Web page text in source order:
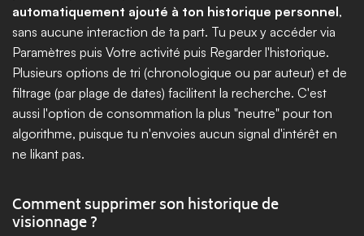
automatiquement ajouté à ton historique personnel,
sans aucune interaction de ta part. Tu peux y accéder via
Paramètres puis Votre activité puis Regarder l'historique.
Plusieurs options de tri (chronologique ou par auteur) et de
filtrage (par plage de dates) facilitent la recherche. C'est
aussi l'option de consommation la plus "neutre" pour ton
algorithme, puisque tu n'envoies aucun signal d'intérêt en
ne likant pas.
Comment supprimer son historique de
visionnage ?